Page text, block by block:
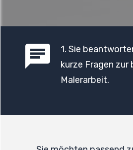
1. Sie
kurze Fragen
Malerarbeit.